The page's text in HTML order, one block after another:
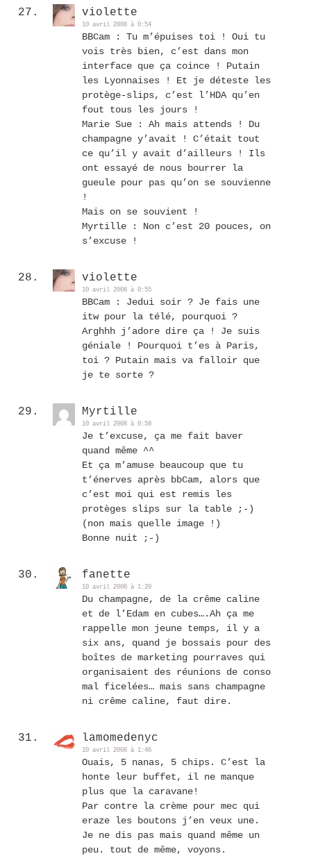
violette
10 avril 2008 à 0:54
BBCam : Tu m’épuises toi ! Oui tu
vois très bien, c’est dans mon
interface que ça coince ! Putain
les Lyonnaises ! Et je déteste les
protège-slips, c’est l’HDA qu’en
fout tous les jours !
Marie Sue : Ah mais attends ! Du
champagne y’avait ! C’était tout
ce qu’il y avait d’ailleurs ! Ils
ont essayé de nous bourrer la
gueule pour pas qu’on se souvienne
!
Mais on se souvient !
Myrtille : Non c’est 20 pouces, on
s’excuse !
violette
10 avril 2008 à 0:55
BBCam : Jedui soir ? Je fais une
itw pour la télé, pourquoi ?
Arghhh j’adore dire ça ! Je suis
géniale ! Pourquoi t’es à Paris,
toi ? Putain mais va falloir que
je te sorte ?
Myrtille
10 avril 2008 à 0:58
Je t’excuse, ça me fait baver
quand même ^^
Et ça m’amuse beaucoup que tu
t’énerves après bbCam, alors que
c’est moi qui est remis les
protèges slips sur la table ;-)
(non mais quelle image !)
Bonne nuit ;-)
fanette
10 avril 2008 à 1:20
Du champagne, de la crême caline
et de l’Edam en cubes….Ah ça me
rappelle mon jeune temps, il y a
six ans, quand je bossais pour des
boîtes de marketing pourraves qui
organisaient des réunions de conso
mal ficelées… mais sans champagne
ni crême caline, faut dire.
lamomedenyc
10 avril 2008 à 1:46
Ouais, 5 nanas, 5 chips. C’est la
honte leur buffet, il ne manque
plus que la caravane!
Par contre la crème pour mec qui
eraze les boutons j’en veux une.
Je ne dis pas mais quand même un
peu. tout de même, voyons.